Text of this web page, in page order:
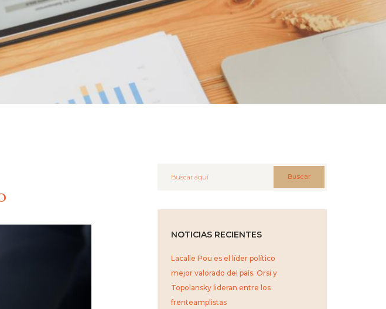
Buscar
NOTICIAS RECIENTES
Lacalle Pou es el líder político
mejor valorado del país. Orsi y
Topolansky lideran entre los
frenteamplistas